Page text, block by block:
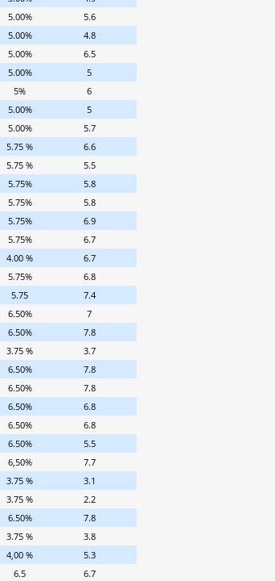
5.00%
5.6
5.00%
4.8
5.00%
6.5
5.00%
5
5%
6
5.00%
5
5.00%
5.7
5.75 %
6.6
5.75 %
5.5
5.75%
5.8
5.75%
5.8
5.75%
6.9
5.75%
6.7
4.00 %
6.7
5.75%
6.8
5.75
7.4
6.50%
7
6.50%
7.8
3.75 %
3.7
6.50%
7.8
6.50%
7.8
6.50%
6.8
6.50%
6.8
6.50%
5.5
6,50%
7.7
3.75 %
3.1
3.75 %
2.2
6.50%
7.8
3.75 %
3.8
4,00 %
5.3
6.5 6.7